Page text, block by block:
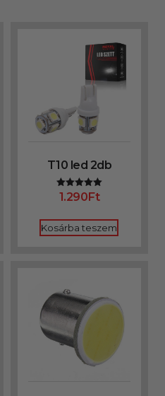
T10 led 2db
Értékelés:
5.00
1.290Ft
Kosárba teszem